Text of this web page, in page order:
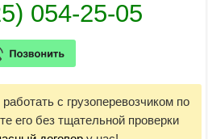
с грузоперевозчиком по
его без тщательной проверки